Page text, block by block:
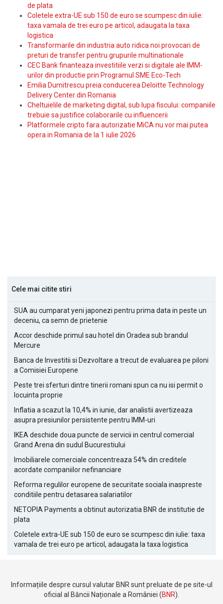
de plata
Coletele extra-UE sub 150 de euro se scumpesc din iulie:
taxa vamala de trei euro pe articol, adaugata la taxa
logistica
Transformarile din industria auto ridica noi provocari de
preturi de transfer pentru grupurile multinationale
CEC Bank finanteaza investitiile verzi si digitale ale IMM-
urilor din productie prin Programul SME Eco-Tech
Emilia Dumitrescu preia conducerea Deloitte Technology
Delivery Center din Romania
Cheltuielile de marketing digital, sub lupa fiscului: companiile
trebuie sa justifice colaborarile cu influencerii
Platformele cripto fara autorizatie MiCA nu vor mai putea
opera in Romania de la 1 iulie 2026
Cele mai citite stiri
SUA au cumparat yeni japonezi pentru prima data in peste un
deceniu, ca semn de prietenie
Accor deschide primul sau hotel din Oradea sub brandul
Mercure
Banca de Investitii si Dezvoltare a trecut de evaluarea pe piloni
a Comisiei Europene
Peste trei sferturi dintre tinerii romani spun ca nu isi permit o
locuinta proprie
Inflatia a scazut la 10,4% in iunie, dar analistii avertizeaza
asupra presiunilor persistente pentru IMM-uri
IKEA deschide doua puncte de servicii in centrul comercial
Grand Arena din sudul Bucurestiului
Imobiliarele comerciale concentreaza 54% din creditele
acordate companiilor nefinanciare
Reforma regulilor europene de securitate sociala inaspreste
conditiile pentru detasarea salariatilor
NETOPIA Payments a obtinut autorizatia BNR de institutie de
plata
Coletele extra-UE sub 150 de euro se scumpesc din iulie: taxa
vamala de trei euro pe articol, adaugata la taxa logistica
Informațiile despre cursul valutar BNR sunt preluate de pe site-ul
oficial al Băncii Naționale a României (BNR).